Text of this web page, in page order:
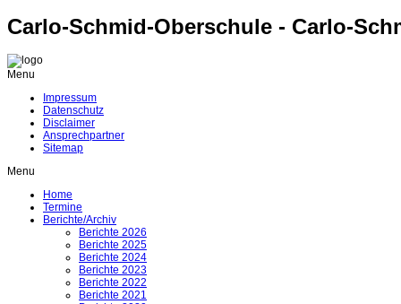
Carlo-Schmid-Oberschule - Carlo-
Menu
Impressum
Datenschutz
Disclaimer
Ansprechpartner
Sitemap
Menu
Home
Termine
Berichte/Archiv
Berichte 2026
Berichte 2025
Berichte 2024
Berichte 2023
Berichte 2022
Berichte 2021